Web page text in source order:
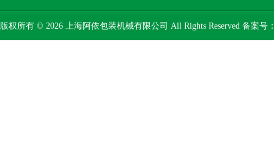
版权所有 © 2026 上海阿依包装机械有限公司 All Rights Reserved 备案号